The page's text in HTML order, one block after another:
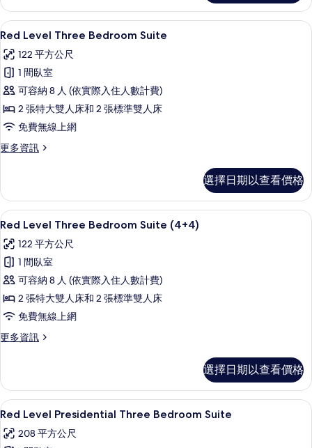
片
Rooms
(3+3)
的
情
顯
示
Red
Level
Three
Bedroom
Suite
的
相
片
高級寢具、迷你吧、客房內保險箱、書
4
Red Level Three Bedroom Suite
122 平方公尺
1 間臥室
可容納 8 人 (依實際入住人數計費)
2 張特大雙人床和 2 張標準雙人床
免費無線上網
更多資訊
更
Three
Bedroom
Suite
詳
情
選擇日期以查看價格
顯
示
Red
Level
Three
Bedroom
Suite
(4+4)
有
相
片
高級寢具、迷你吧、客房內保險箱、書
4
Red Level Three Bedroom Suite (4+4)
122 平方公尺
1 間臥室
可容納 8 人 (依實際入住人數計費)
2 張特大雙人床和 2 張標準雙人床
免費無線上網
更多資訊
更
Three
Bedroom
Suite
的
選擇日期以查看價格
顯
示
Red
高級寢具、迷你吧、客房內保險箱、書
10
Red Level Presidential Three Bedroom Suite
208 平方公尺